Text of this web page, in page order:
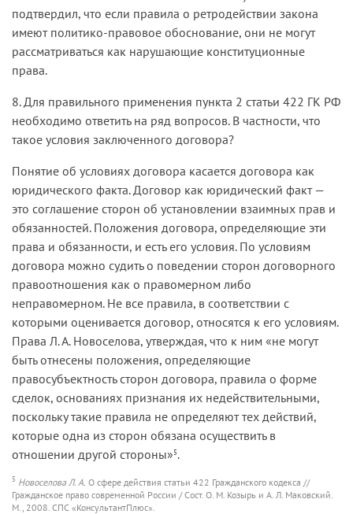
подтвердил, что если правила о ретродействии закона
имеют политико-правовое обоснование, они не могут
рассматриваться как нарушающие конституционные
права.
8. Для правильного применения пункта 2 статьи 422 ГК РФ
необходимо ответить на ряд вопросов. В частности, что
такое условия заключенного договора?
Понятие об условиях договора касается договора как
юридического факта. Договор как юридический факт —
это соглашение сторон об установлении взаимных прав и
обязанностей. Положения договора, определяющие эти
права и обязанности, и есть его условия. По условиям
договора можно судить о поведении сторон договорного
правоотношения как о правомерном либо
неправомерном. Не все правила, в соответствии с
которыми оценивается договор, относятся к его условиям.
Права Л. А. Новоселова, утверждая, что к ним «не могут
быть отнесены положения, определяющие
правосубъектность сторон договора, правила о форме
сделок, основаниях признания их недействительными,
поскольку такие правила не определяют тех действий,
которые одна из сторон обязана осуществить в
отношении другой стороны»5.
5 Новоселова Л. А. О сфере действия статьи 422 Гражданского кодекса //
Гражданское право современной России / Сост. О. М. Козырь и А. Л. Маковский.
М., 2008. СПС «КонсультантПлюс».